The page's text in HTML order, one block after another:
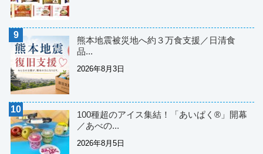
熊本地震被災地へ約３万食支援／日清食
品...
2026年8月3日
100種超のアイス集結！「あいぱく®」開幕
／あべの...
2026年8月5日